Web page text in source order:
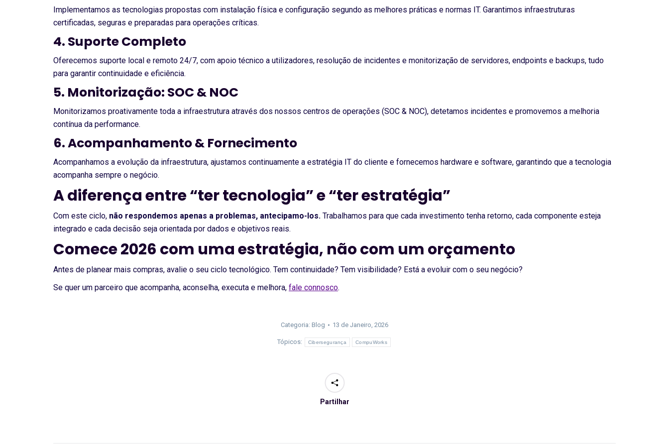
Implementamos as tecnologias propostas com instalação física e configuração segundo as melhores práticas e normas IT. Garantimos infraestruturas
certificadas, seguras e preparadas para operações críticas.
4. Suporte Completo
Oferecemos suporte local e remoto 24/7, com apoio técnico a utilizadores, resolução de incidentes e monitorização de servidores, endpoints e backups, tudo
para garantir continuidade e eficiência.
5. Monitorização: SOC & NOC
Monitorizamos proativamente toda a infraestrutura através dos nossos centros de operações (SOC & NOC), detetamos incidentes e promovemos a melhoria
contínua da performance.
6. Acompanhamento & Fornecimento
Acompanhamos a evolução da infraestrutura, ajustamos continuamente a estratégia IT do cliente e fornecemos hardware e software, garantindo que a tecnologia
acompanha sempre o negócio.
A diferença entre “ter tecnologia” e “ter estratégia”
Com este ciclo, não respondemos apenas a problemas, antecipamo-los. Trabalhamos para que cada investimento tenha retorno, cada componente esteja
integrado e cada decisão seja orientada por dados e objetivos reais.
Comece 2026 com uma estratégia, não com um orçamento
Antes de planear mais compras, avalie o seu ciclo tecnológico. Tem continuidade? Tem visibilidade? Está a evoluir com o seu negócio?
Se quer um parceiro que acompanha, aconselha, executa e melhora, fale connosco.
Categoria: Blog 13 de Janeiro, 2026
Tópicos: Cibersegurança CompuWorks
Partilhar